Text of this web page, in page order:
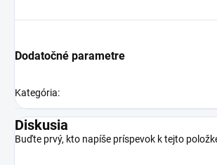
Dodatočné parametre
Kategória:
Diskusia
Buďte prvý, kto napíše príspevok k tejto